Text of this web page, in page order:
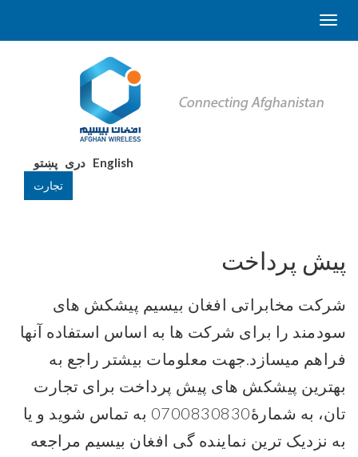
English دری پښتو
تجارت
پیش پرداخت
شرکت مخابراتی افغان بیسیم پیشکش های
سودمند را برای شرکت ها به اساس استفاده آنها
فراهم میسازد.جهت معلومات بیشتر راجع به
بهترین پیشکش های پیش پرداخت برای تجارت
تان، به شمارۀ0700830830 به تماس شوید و یا
به نزدیک ترین نماینده گی افغان بیسیم مراجعه